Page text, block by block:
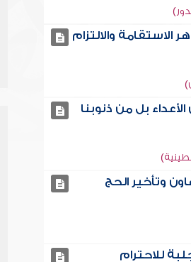
الاستقامة والالتزام
بل من ذنوبنا
وتأخير الحج
للاحترام